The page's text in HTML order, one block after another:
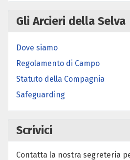
Gli Arcieri della Selva
Dove siamo
Regolamento di Campo
Statuto della Compagnia
Safeguarding
Scrivici
Contatta la nostra segreteria